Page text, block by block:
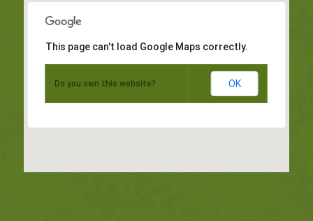
This page can't load Google Maps correctly.
Do you own this website? OK